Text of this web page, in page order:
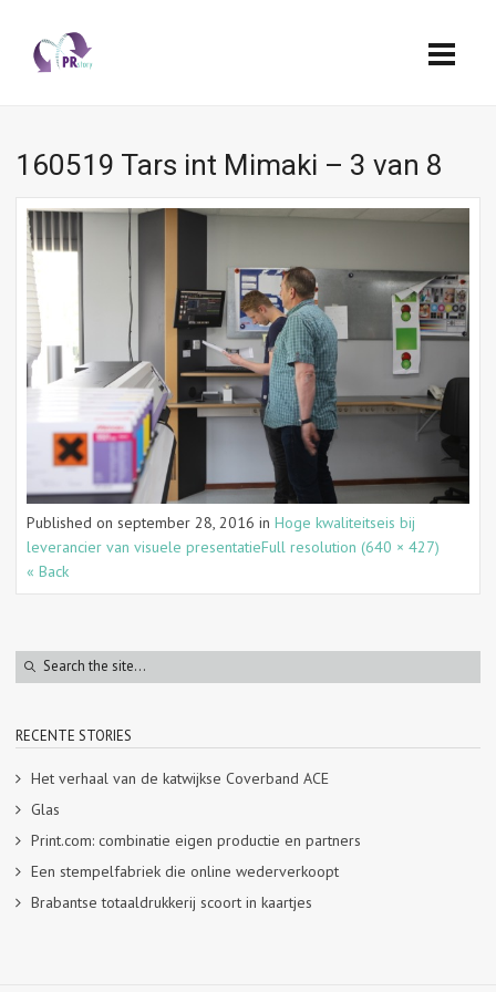
160519 Tars int Mimaki – 3 van 8
Published on september 28, 2016 in Hoge kwaliteitseis bij
leverancier van visuele presentatieFull resolution (640 × 427)
« Back
RECENTE STORIES
Het verhaal van de katwijkse Coverband ACE
Glas
Print.com: combinatie eigen productie en partners
Een stempelfabriek die online wederverkoopt
Brabantse totaaldrukkerij scoort in kaartjes